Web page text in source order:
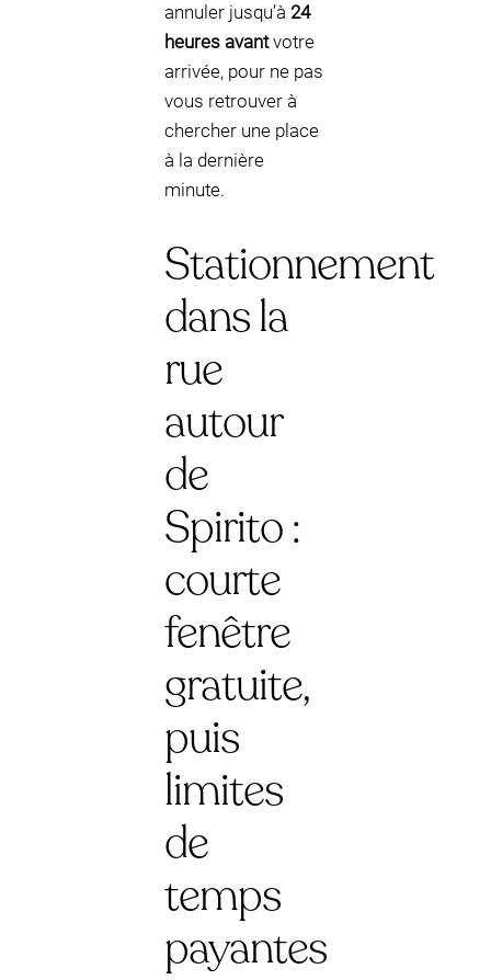
annuler jusqu’à 24
heures avantvotre
arrivée, pour ne pas
vous retrouver à
chercher une place
à la dernière
minute.
Stationnement
dans la
rue
autour
de
Spirito :
courte
fenêtre
gratuite,
puis
limites
de
temps
payantes